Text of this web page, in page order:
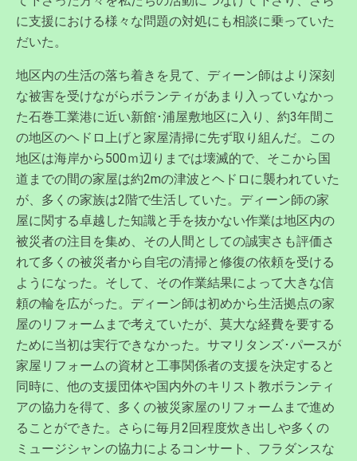
に支援における様々な問題の対処にも相談に乗っていた
だいた。
地区内の生活の落ち着きを見て、ディーン師はより深刻
な被害を受けながらボランティがあまり入っていなかっ
た石巻工業港に近い新館･浦屋敷地区に入り、約3年間こ
の地区のヘドロ上げと家屋清掃に先ず取り組んだ。この
地区は海岸から500ｍ辺りまでは壊滅的で、そこから国
道までの間の家屋は約2mの津波とヘドロに襲われていた
が、多くの家族は2階で生活していた。ディーン師の家
屋に関する卓越した知識と手を抜かない作業は地区内の
被災者の注目を集め、その人間としての誠実さも評価さ
れて多くの被災者から自宅の清掃と修復の依頼を受ける
ようになった。そして、その作業結果によって大きな信
頼の輪を広がった。ディーン師は初めから生活拠点の家
屋のリフォームまで考えていたが、莫大な経費を要する
ために当初は実行できなかった。サマリタンズ･パースが
家屋リフォームの資材と工事関係者の支援を決定すると
同時に、他の支援団体や国内外のキリスト教ボランティ
アの協力を得て、多くの被災家屋のリフォームまで進め
ることができた。さらに毎月2回程度炊き出しや多くの
ミュージシャンの協力によるコンサート、フラダンスな